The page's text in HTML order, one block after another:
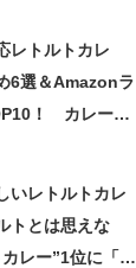
レトルトカレ
6選＆Amazonラ
！ カレー職
いレトルトカレ
トとは思えな
レー”1位に「し